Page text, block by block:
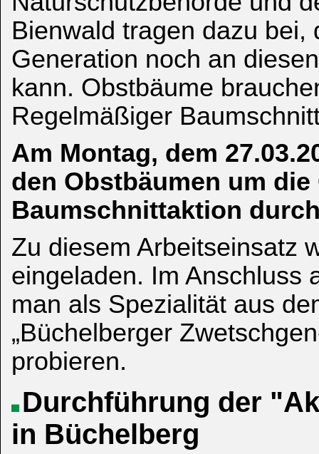
Bienwald tragen dazu
Generation noch an
kann. Obstbäume
Regelmäßiger
Am Montag, dem
den Obstbäumen um
Baumschnittaktion
Zu diesem Arbeitseinsatz
eingeladen. Im Anschluss
man als Spezialität aus
„Büchelberger
probieren.
Durchführung der
in Büchelberg